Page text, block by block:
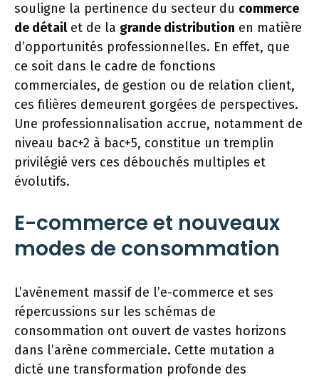
souligne la pertinence du secteur du commerce
de détailet de la grande distribution en matière
d’opportunités professionnelles. En effet, que
ce soit dans le cadre de fonctions
commerciales, de gestion ou de relation client,
ces filières demeurent gorgées de perspectives.
Une professionnalisation accrue, notamment de
niveau bac+2 à bac+5, constitue un tremplin
privilégié vers ces débouchés multiples et
évolutifs.
E-commerce et nouveaux
modes de consommation
L’avènement massif de l’e-commerce et ses
répercussions sur les schémas de
consommation ont ouvert de vastes horizons
dans l’arène commerciale. Cette mutation a
dicté une transformation profonde des